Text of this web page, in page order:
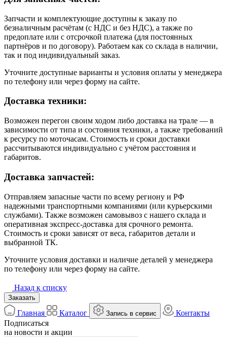
Запчасти и комплектующие доступны к заказу по
безналичным расчётам (с НДС и без НДС), а также по
предоплате или с отсрочкой платежа (для постоянных
партнёров и по договору). Работаем как со склада в наличии,
так и под индивидуальный заказ.
Уточните доступные варианты и условия оплаты у менеджера
по телефону или через форму на сайте.
Доставка техники:
Возможен перегон своим ходом либо доставка на трале — в
зависимости от типа и состояния техники, а также требований
к ресурсу по моточасам. Стоимость и сроки доставки
рассчитываются индивидуально с учётом расстояния и
габаритов.
Доставка запчастей:
Отправляем запасные части по всему региону и РФ
надежными транспортными компаниями (или курьерскими
службами). Также возможен самовывоз с нашего склада и
оперативная экспресс-доставка для срочного ремонта.
Стоимость и сроки зависят от веса, габаритов детали и
выбранной ТК.
Уточните условия доставки и наличие деталей у менеджера
по телефону или через форму на сайте.
Назад к списку
Заказать
Главная Каталог Запись в сервис
Контакты
Подписаться
на новости и акции